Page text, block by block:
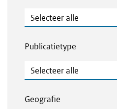
Thema's en Dossiers
Publicatietype
Publicatietype
Geografie